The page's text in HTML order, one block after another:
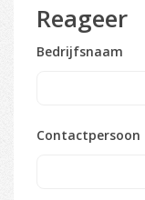
Reageer
Bedrijfsnaam
Contactpersoon